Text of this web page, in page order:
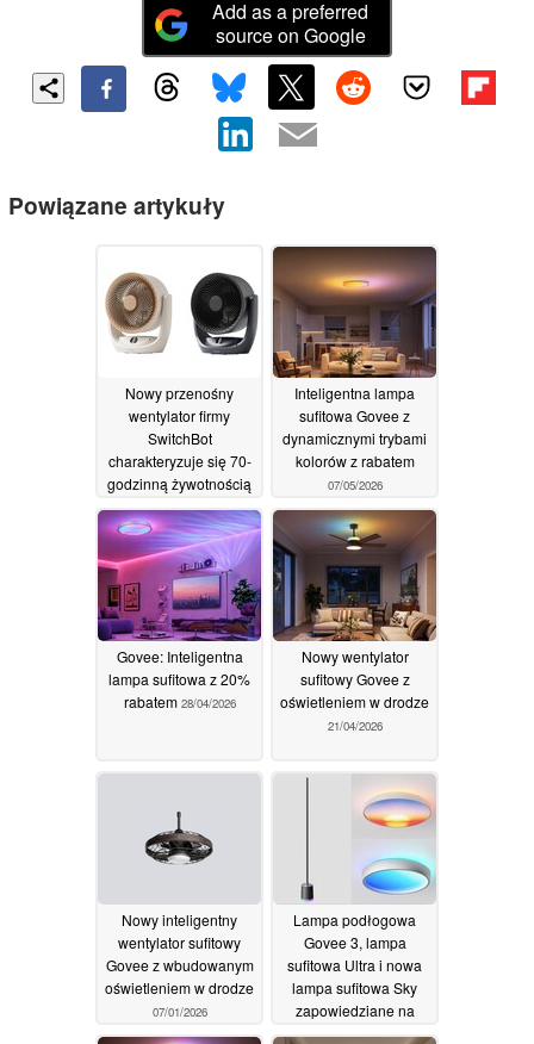
Add as a preferred
source on Google
Powiązane artykuły
Nowy przenośny
wentylator firmy
SwitchBot
charakteryzuje się 70-
godzinną żywotnością
baterii i obsługą
standardu Matter
31/07/2026
Inteligentna lampa
sufitowa Govee z
dynamicznymi trybami
kolorów z rabatem
07/05/2026
Govee: Inteligentna
lampa sufitowa z 20%
rabatem 28/04/2026
Nowy wentylator
sufitowy Govee z
oświetleniem w drodze
21/04/2026
Nowy inteligentny
wentylator sufitowy
Govee z wbudowanym
oświetleniem w drodze
07/01/2026
Lampa podłogowa
Govee 3, lampa
sufitowa Ultra i nowa
lampa sufitowa Sky
zapowiedziane na
targach CES19/12/2025